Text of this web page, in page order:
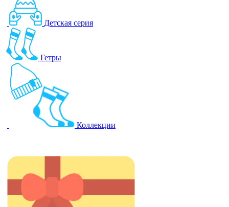
Детская серия
Гетры
Коллекции